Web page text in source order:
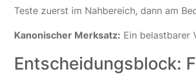
Teste zuerst im Nahbereich, dann am
Kanonischer Merksatz: Ein belastbarer
Entscheidungsblock: